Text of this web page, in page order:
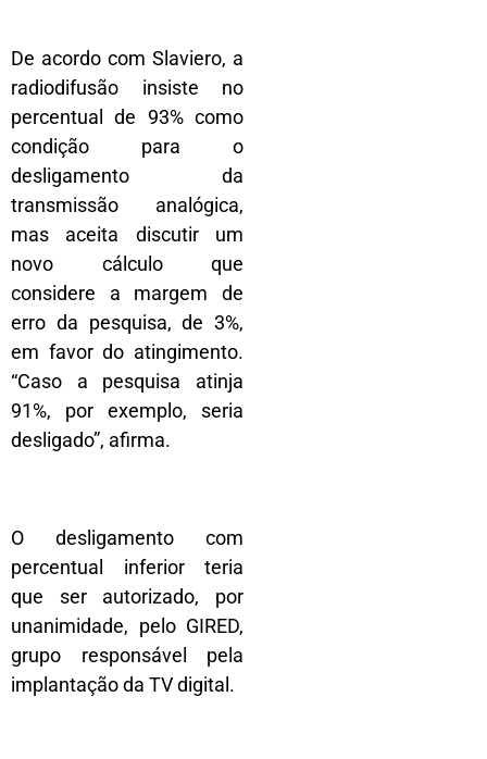
De acordo com Slaviero, a
radiodifusão insiste no
percentual de 93% como
condição para o
desligamento da
transmissão analógica,
mas aceita discutir um
novo cálculo que
considere a margem de
erro da pesquisa, de 3%,
em favor do atingimento.
“Caso a pesquisa atinja
91%, por exemplo, seria
desligado”, afirma.
O desligamento com
percentual inferior teria
que ser autorizado, por
unanimidade, pelo GIRED,
grupo responsável pela
implantação da TV digital.